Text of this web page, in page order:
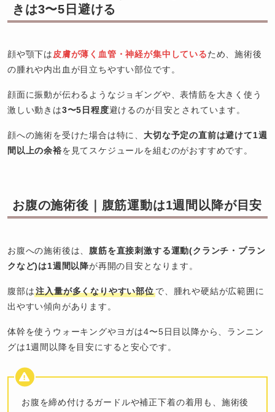
きは3〜5日避ける
顔や顎下は 皮膚が薄く血管・神経が集中しているため、施術後
の腫れや内出血が目立ちやすい部位です。
顔面に振動が伝わるようなジョギングや、表情筋を大きく使う
激しい動きは3〜5日程度避けるのが目安とされています。
顔への施術を受けた場合は特に、 大切な予定の直前は避けて1週
間以上の余裕を見てスケジュールを組むのがおすすめです。
お腹の施術後｜腹筋運動は1週間以降が目安
お腹への施術後は、 腹筋を直接刺激する運動(クランチ・プラン
クなど)は1週間以降が再開の目安となります。
腹部は注入量が多くなりやすい部位で、腫れや硬結が広範囲に
出やすい傾向があります。
体幹を使うウォーキングやヨガは4〜5日目以降から、ランニン
グは1週間以降を目安にすると安心です。
お腹を締め付けるガードルや補正下着の着用も、施術後